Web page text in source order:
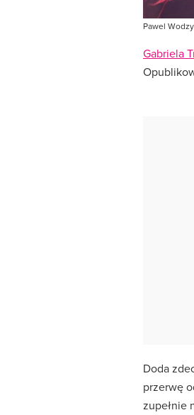
Pawel
Gabriela
Doda
przerwę
zupełnie